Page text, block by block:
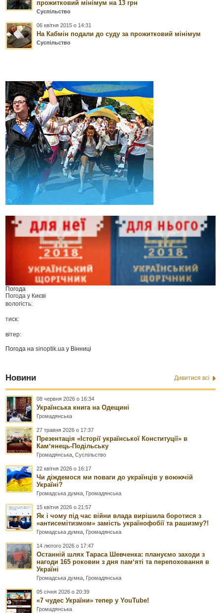
прожитковий мінімум на 13 грн
Суспільство
06 квітня 2015 о 14:31
На Кабмін подали до суду за прожитковий мінімум
Суспільство
Погода
Погода у Києві
вологість:
тиск:
вітер:
Погода наsinoptik.ua у Вінниці
Новини Дивитися всі
08 червня 2026 о 16:34
Українська книга на Одещині
Громадянська
27 травня 2026 о 17:37
Презентація «Історії української Конституції» в
Камʼянець-Подільську
Громадянська ,Суспільство
22 квітня 2026 о 16:17
Чи діждемося ми поваги до українців у воюючій
Україні?
Громадська думка Громадянська
15 квітня 2026 о 21:57
Як і чому під час війни влада вирішила боротися з
«антисемітизмом» замість українофобії та рашизму?!
Громадська думка Громадянська
14 лютого 2026 о 17:47
Останній шлях Тараса Шевченка: плануємо заходи з
нагоди 165 роковин з дня памʼяті та перепоховання в
Україні
Громадська думка Громадянська
05 січня 2026 о 20:39
«7 чудес України» тепер у YouTube!
Громадянська